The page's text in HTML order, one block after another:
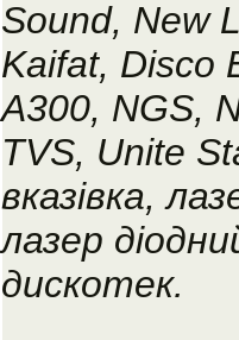
Sound, New
Kaifat, Disco
A300, NGS,
TVS, Unite
вказівка,
лазер
дискотек.